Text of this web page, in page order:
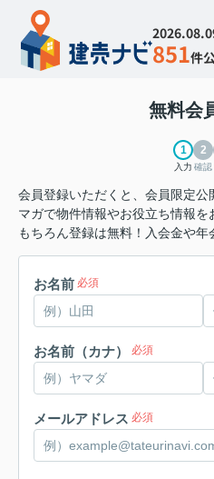
851件
無料会
入力 確認
会員登録いただくと、会員限定
マガで物件情報やお役立ち情報を
もちろん登録は無料！入会金や年
お名前 必須
お名前（カナ） 必須
メールアドレス 必須